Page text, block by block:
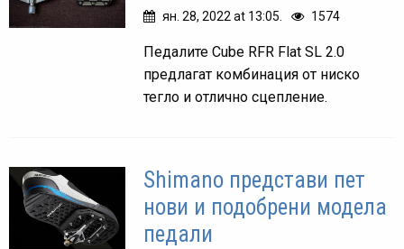
ян. 28, 2022 at 13:05. 1574
Педалите Cube RFR Flat SL 2.0
предлагат комбинация от ниско
тегло и отлично сцепление.
Shimano представи пет
нови и подобрени модела
педали